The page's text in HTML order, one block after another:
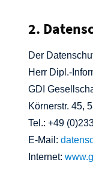
2.
Der
Herr Dipl.-
GDI
Körnerstr. 45,
Tel.: +49
E-Mail:
Internet: